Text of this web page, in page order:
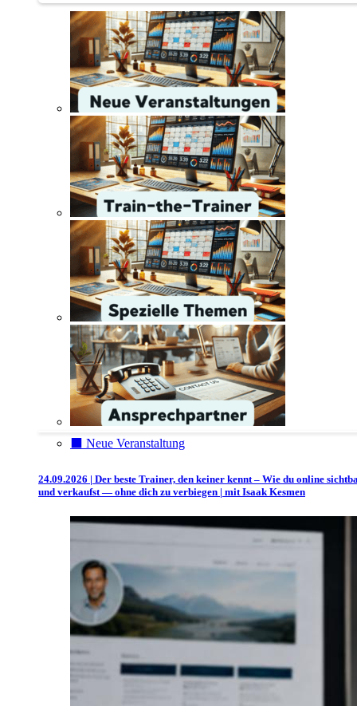
⬛️ Neue Veranstaltung
24.09.2026 | Der beste Trainer, den keiner kennt – Wie du online
und verkaufst — ohne dich zu verbiegen | mit Isaak Kesmen